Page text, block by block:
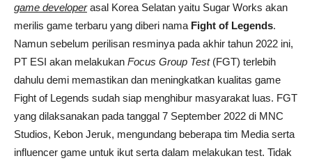
game developerasal Korea Selatan yaitu Sugar Works akan
merilis game terbaru yang diberi nama Fight of Legends.
Namun sebelum perilisan resminya pada akhir tahun 2022 ini,
PT ESI akan melakukan Focus Group Test(FGT) terlebih
dahulu demi memastikan dan meningkatkan kualitas game
Fight of Legends sudah siap menghibur masyarakat luas. FGT
yang dilaksanakan pada tanggal 7 September 2022 di MNC
Studios, Kebon Jeruk, mengundang beberapa tim Media serta
influencer game untuk ikut serta dalam melakukan test. Tidak